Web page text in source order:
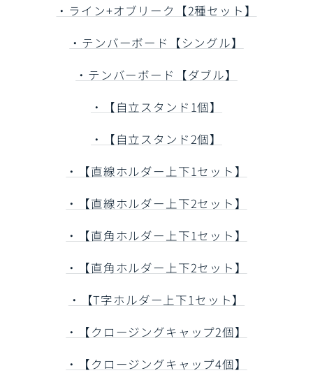
・ライン+オブリーク【2種セット】
・テンバーボード【シングル】
・テンバーボード【ダブル】
・【自立スタンド1個】
・【自立スタンド2個】
・【直線ホルダー上下1セット】
・【直線ホルダー上下2セット】
・【直角ホルダー上下1セット】
・【直角ホルダー上下2セット】
・【T字ホルダー上下1セット】
・【クロージングキャップ2個】
・【クロージングキャップ4個】